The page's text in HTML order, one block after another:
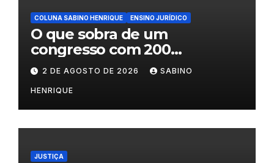
COLUNA SABINO HENRIQUE ENSINO JURÍDICO
O que sobra de um
congresso com 200
palestrantes?
2 DE AGOSTO DE 2026 SABINO
HENRIQUE
JUSTIÇA